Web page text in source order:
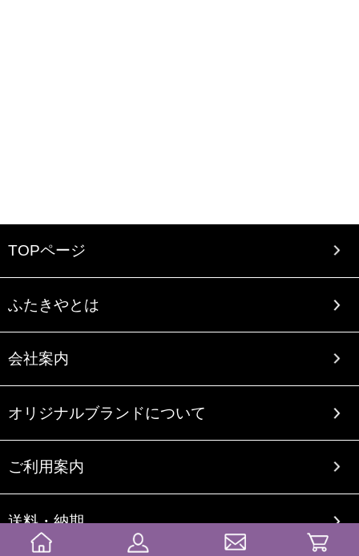
TOPページ
ふたきやとは
会社案内
オリジナルブランドについて
ご利用案内
送料・納期